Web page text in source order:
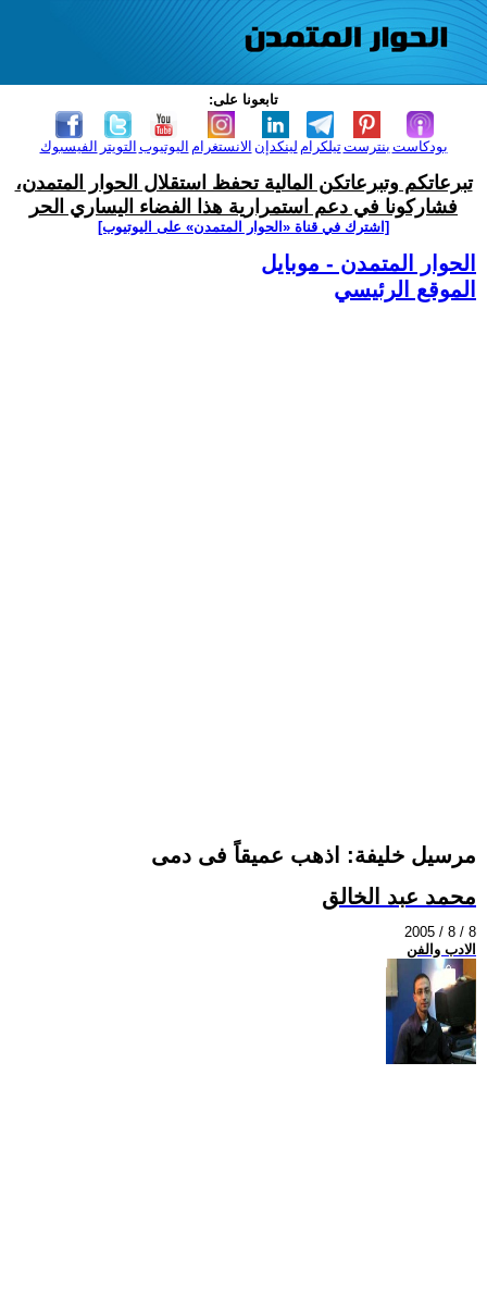
تابعونا على:
الفيسبوك التويتر اليوتيوب الانستغرام لينكدإن تيلكرامبنترست بودكاست
تبرعاتكم وتبرعاتكن المالية تحفظ استقلال الحوار المتمدن،
فشاركونا في دعم استمرارية هذا الفضاء اليساري الحر
[اشترك في قناة ‫«الحوار المتمدن» على اليوتيوب]
الحوار المتمدن - موبايل
الموقع الرئيسي
مرسيل خليفة: اذهب عميقاً فى دمى
محمد عبد الخالق
2005 / 8 / 8
الادب والفن